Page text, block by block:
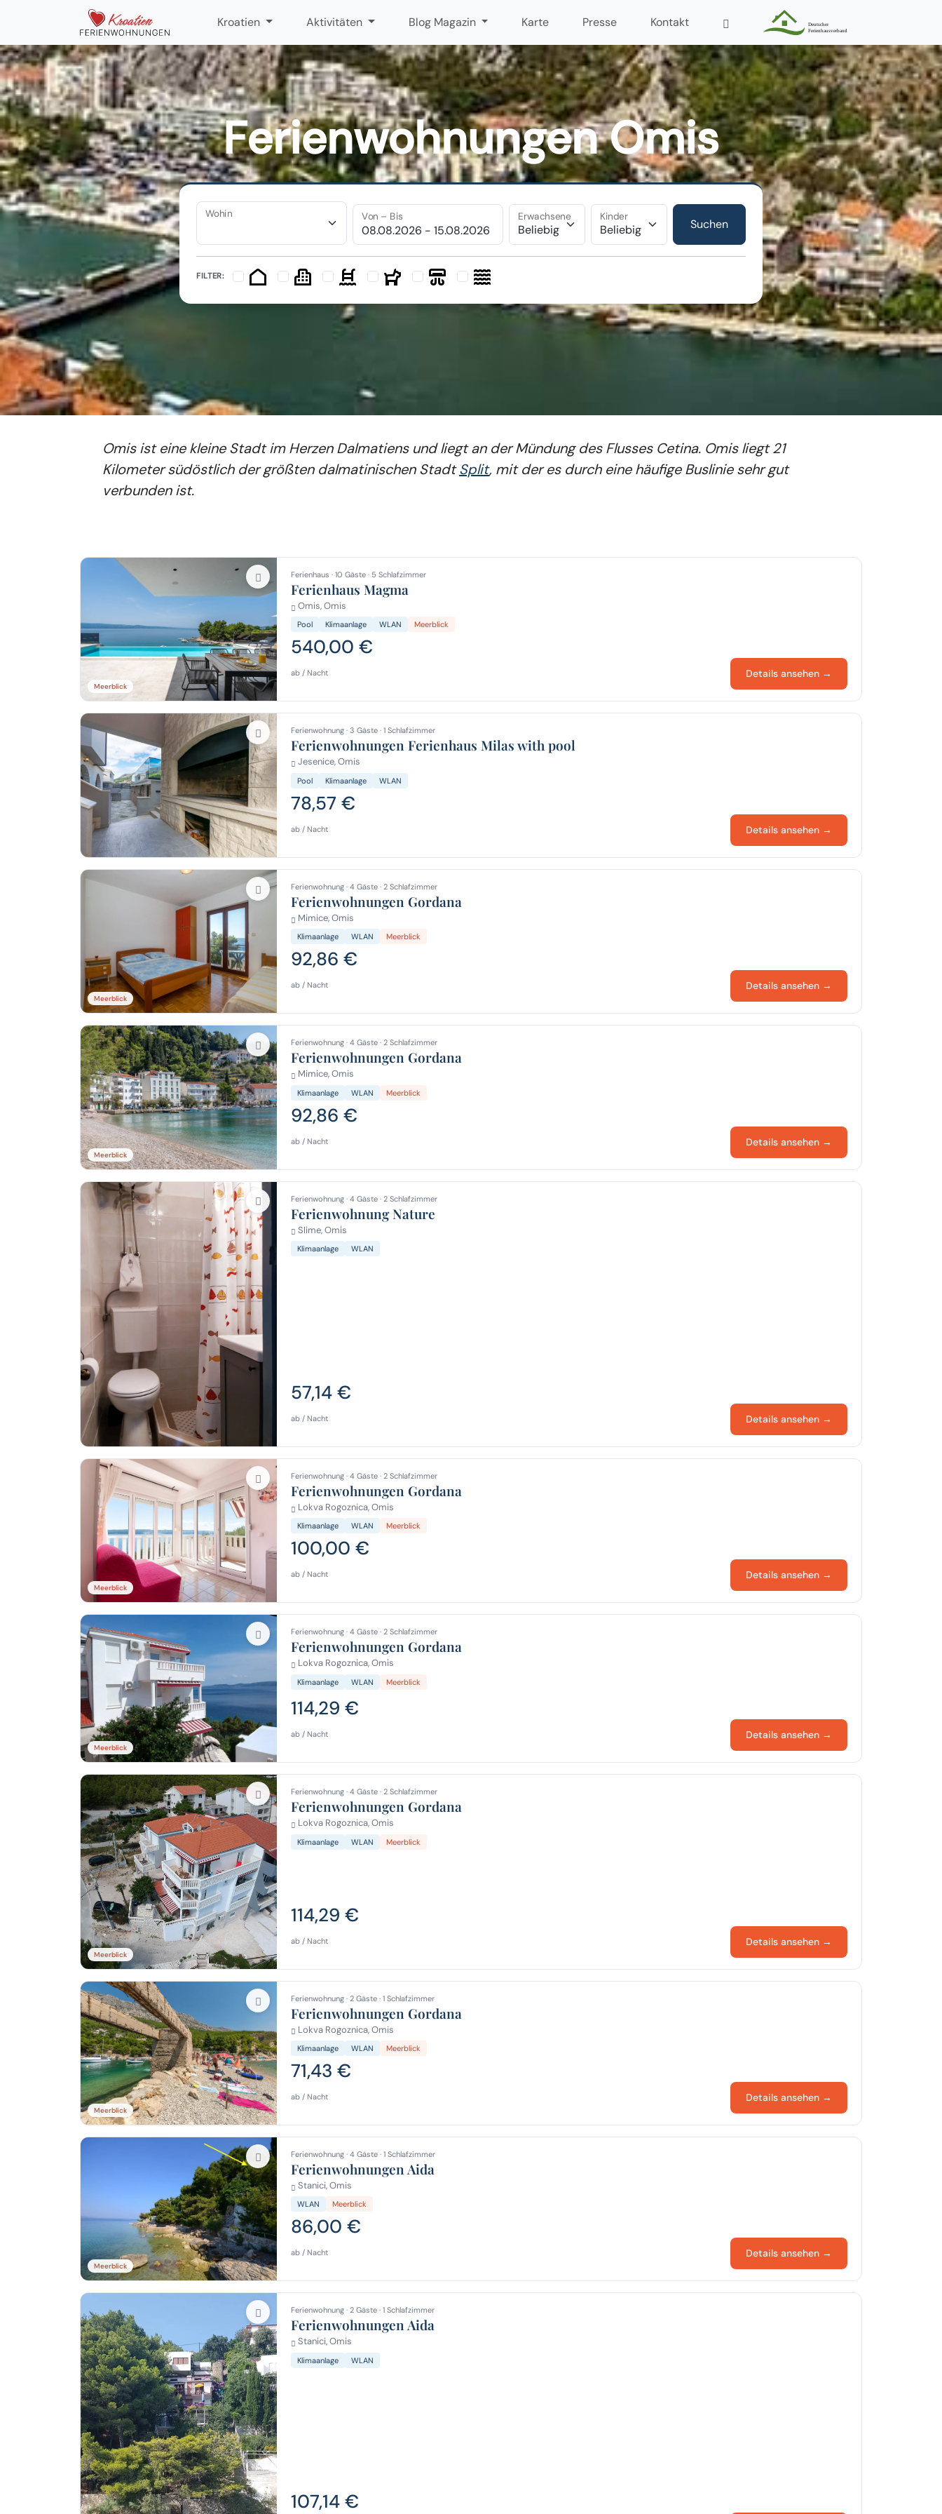
Kroatien Aktivitäten Blog Magazin Karte Presse Kontakt
Ferienwohnungen Omis
Wohin Von – Bis Erwachsene Kinder
FILTER:
Omis ist eine kleine Stadt im Herzen Dalmatiens und liegt an der Mündung des Flusses Cetina. Omis liegt 21
Kilometer südöstlich der größten dalmatinischen StadtSplit, mit der es durch eine häufige Buslinie sehr gut
verbunden ist.
Meerblick
Ferienhaus · 10 Gäste · 5 Schlafzimmer
Ferienhaus Magma
Omis, Omis
Pool Klimaanlage WLAN Meerblick
540,00 €
ab / Nacht Details ansehen →
Ferienwohnung · 3 Gäste · 1 Schlafzimmer
Ferienwohnungen Ferienhaus Milas with pool
Jesenice, Omis
Pool Klimaanlage WLAN
78,57 €
ab / Nacht Details ansehen →
Meerblick
Ferienwohnung · 4 Gäste · 2 Schlafzimmer
Ferienwohnungen Gordana
Mimice, Omis
Klimaanlage WLAN Meerblick
92,86 €
ab / Nacht Details ansehen →
Meerblick
Ferienwohnung · 4 Gäste · 2 Schlafzimmer
Ferienwohnungen Gordana
Mimice, Omis
Klimaanlage WLAN Meerblick
92,86 €
ab / Nacht Details ansehen →
Ferienwohnung · 4 Gäste · 2 Schlafzimmer
Ferienwohnung Nature
Slime, Omis
Klimaanlage WLAN
57,14 €
ab / Nacht Details ansehen →
Meerblick
Ferienwohnung · 4 Gäste · 2 Schlafzimmer
Ferienwohnungen Gordana
Lokva Rogoznica, Omis
Klimaanlage WLAN Meerblick
100,00 €
ab / Nacht Details ansehen →
Meerblick
Ferienwohnung · 4 Gäste · 2 Schlafzimmer
Ferienwohnungen Gordana
Lokva Rogoznica, Omis
Klimaanlage WLAN Meerblick
114,29 €
ab / Nacht Details ansehen →
Meerblick
Ferienwohnung · 4 Gäste · 2 Schlafzimmer
Ferienwohnungen Gordana
Lokva Rogoznica, Omis
Klimaanlage WLAN Meerblick
114,29 €
ab / Nacht Details ansehen →
Meerblick
Ferienwohnung · 2 Gäste · 1 Schlafzimmer
Ferienwohnungen Gordana
Lokva Rogoznica, Omis
Klimaanlage WLAN Meerblick
71,43 €
ab / Nacht Details ansehen →
Meerblick
Ferienwohnung · 4 Gäste · 1 Schlafzimmer
Ferienwohnungen Aida
Stanici, Omis
WLAN Meerblick
86,00 €
ab / Nacht Details ansehen →
Ferienwohnung · 2 Gäste · 1 Schlafzimmer
Ferienwohnungen Aida
Stanici, Omis
Klimaanlage WLAN
107,14 €